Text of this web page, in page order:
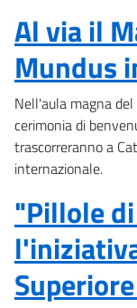
Al via il
Mundus
Nell'aula magna
cerimonia di
trascorreranno a
internazionale.
"Pillole